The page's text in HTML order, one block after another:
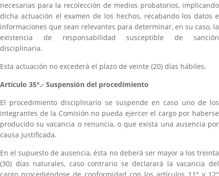
necesarias para la recolección de medios probatorios, implicando
dicha actuación el examen de los hechos, recabando los datos e
informaciones que sean relevantes para determinar, en su caso, la
existencia de responsabilidad susceptible de sanción
disciplinaria.
Esta actuación no excederá el plazo de veinte (20) días hábiles.
Artículo 35°.- Suspensión del procedimiento
El procedimiento disciplinario se suspende en caso uno de los
integrantes de la Comisión no pueda ejercer el cargo por haberse
producido su vacancia o renuncia, o que exista una ausencia por
causa justificada.
En el supuesto de ausencia, ésta no deberá ser mayor a los treinta
(30) días naturales, caso contrario se declarará la vacancia del